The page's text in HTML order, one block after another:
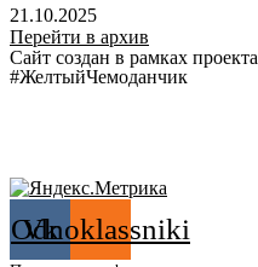
21.10.2025
Перейти в архив
Сайт создан в рамках проекта
#ЖелтыйЧемоданчик
Vk
Odnoklassniki